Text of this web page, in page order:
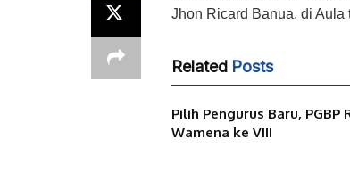
Jhon Ricard Banua, di
Related Posts
Pilih Pengurus Baru,
Wamena ke VIII